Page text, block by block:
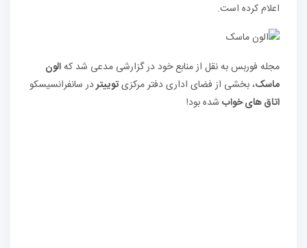
اعلام کرده است.
مجله فوربس به نقل از منابع خود در گزارشی مدعی شد کهالون
ماسک، بخشی از فضای اداری دفتر مرکزیتوییتردر سانفرانسیسکو
اتاق های خواب شده بود!